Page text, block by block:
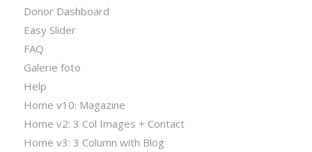
Donor Dashboard
Easy Slider
FAQ
Galerie foto
Help
Home v10: Magazine
Home v2: 3 Col Images + Contact
Home v3: 3 Column with Blog